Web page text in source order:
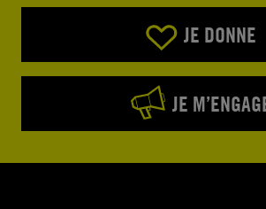
JE DONNE
JE